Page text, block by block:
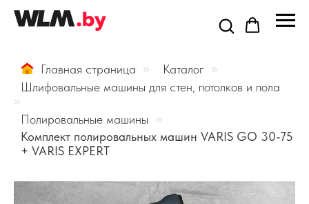
Главная страница » Каталог »
Шлифовальные машины для стен, потолков и пола
»
Полировальные машины »
Комплект полировальных машин VARIS GO 30-75
+ VARIS EXPERT